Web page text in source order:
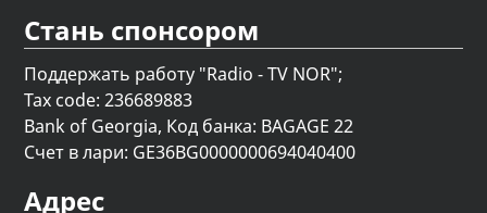
Стань спонсором
Поддержать работу "Radio - TV NOR";
Tax code: 236689883
Bank of Georgia, Код банка: BAGAGE 22
Счет в лари: GE36BG0000000694040400
Адрес